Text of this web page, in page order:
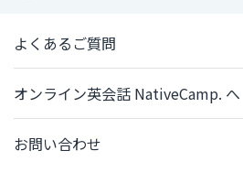
よくあるご質問
オンライン英会話 NativeCamp. へ
お問い合わせ